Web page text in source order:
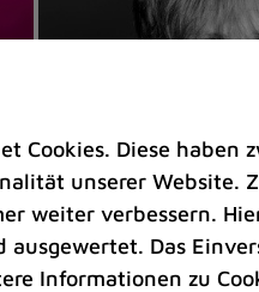
Veranstaltungen
Cookies. Diese
unserer Website.
weiter verbessern.
ausgewertet. Das
Informationen zu